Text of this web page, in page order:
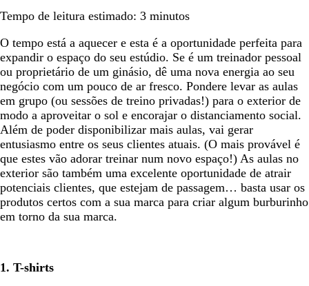
Tempo de leitura estimado: 3 minutos
O tempo está a aquecer e esta é a oportunidade perfeita para
expandir o espaço do seu estúdio. Se é um treinador pessoal
ou proprietário de um ginásio, dê uma nova energia ao seu
negócio com um pouco de ar fresco. Pondere levar as aulas
em grupo (ou sessões de treino privadas!) para o exterior de
modo a aproveitar o sol e encorajar o distanciamento social.
Além de poder disponibilizar mais aulas, vai gerar
entusiasmo entre os seus clientes atuais. (O mais provável é
que estes vão adorar treinar num novo espaço!) As aulas no
exterior são também uma excelente oportunidade de atrair
potenciais clientes, que estejam de passagem… basta usar os
produtos certos com a sua marca para criar algum burburinho
em torno da sua marca.
1. T-shirts